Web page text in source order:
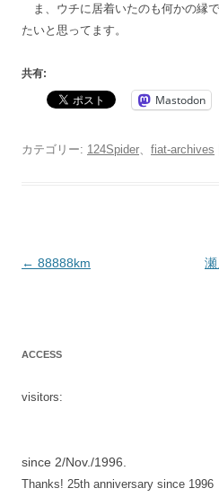
ま、ウチに居着いたのも何かの縁
たいと思ってます。
共有:
Mastodon
カテゴリー: 124Spider fiat-archives
投
ン
← 88888km
瀬
ACCESS
visitors:
since 2/Nov./1996.
Thanks! 25th anniversary since 1996